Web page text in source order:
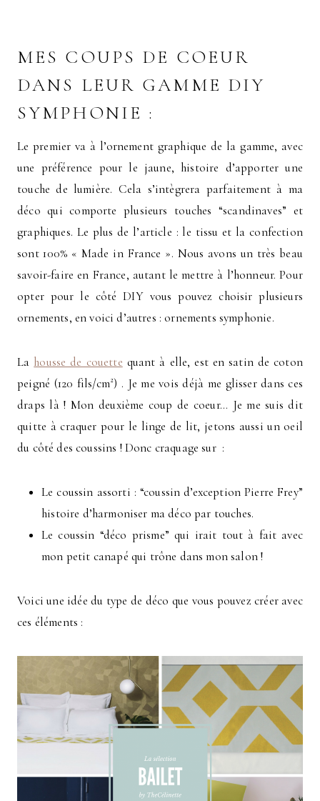
MES COUPS DE COEUR
DANS LEUR GAMME DIY
SYMPHONIE :
Le premier va à l’ornement graphique de la gamme, avec
une préférence pour le jaune, histoire d’apporter une
touche de lumière. Cela s’intègrera parfaitement à ma
déco qui comporte plusieurs touches “scandinaves” et
graphiques. Le plus de l’article : le tissu et la confection
sont 100% « Made in France ». Nous avons un très beau
savoir-faire en France, autant le mettre à l’honneur. Pour
opter pour le côté DIY vous pouvez choisir plusieurs
ornements, en voici d’autres : ornements symphonie.
La housse de couette quant à elle, est en satin de coton
peigné (120 fils/cm²) . Je me vois déjà me glisser dans ces
draps là ! Mon deuxième coup de coeur… Je me suis dit
quitte à craquer pour le linge de lit, jetons aussi un oeil
du côté des coussins ! Donc craquage sur :
Le coussin assorti : “coussin d’exception Pierre Frey”
histoire d’harmoniser ma déco par touches.
Le coussin “déco prisme” qui irait tout à fait avec
mon petit canapé qui trône dans mon salon !
Voici une idée du type de déco que vous pouvez créer avec
ces éléments :